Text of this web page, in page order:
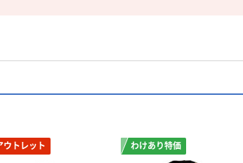
ウトレット わけあり特価